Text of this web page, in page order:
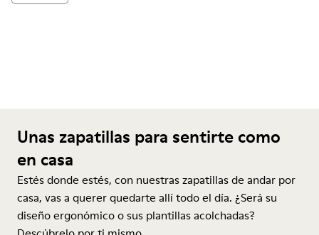
Unas zapatillas para sentirte como
en casa
Estés donde estés, con nuestras zapatillas de andar por
casa, vas a querer quedarte allí todo el día. ¿Será su
diseño ergonómico o sus plantillas acolchadas?